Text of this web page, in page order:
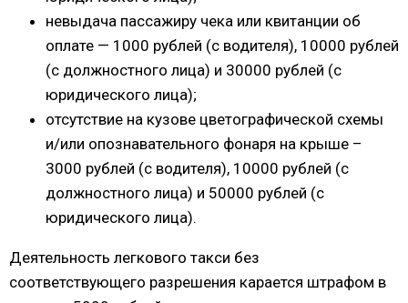
невыдача пассажиру чека или квитанции об
оплате — 1000 рублей (с водителя), 10000 рублей
(с должностного лица) и 30000 рублей (с
юридического лица);
отсутствие на кузове цветографической схемы
и/или опознавательного фонаря на крыше –
3000 рублей (с водителя), 10000 рублей (с
должностного лица) и 50000 рублей (с
юридического лица).
Деятельность легкового такси без
соответствующего разрешения карается штрафом в